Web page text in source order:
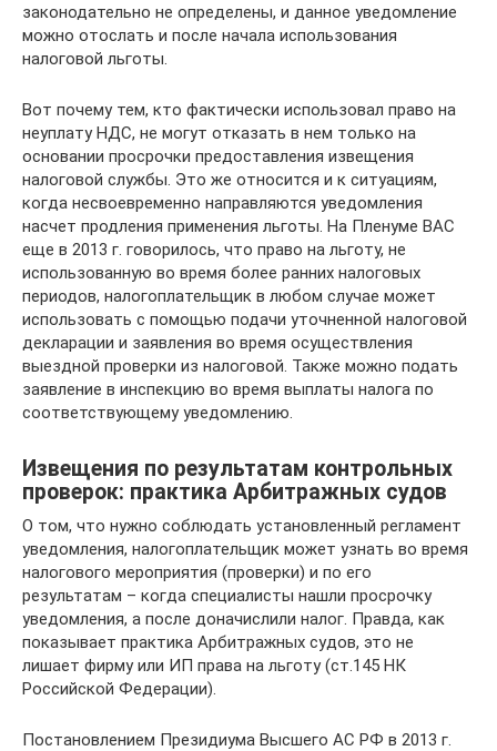
законодательно не определены, и данное уведомление
можно отослать и после начала использования
налоговой льготы.
Вот почему тем, кто фактически использовал право на
неуплату НДС, не могут отказать в нем только на
основании просрочки предоставления извещения
налоговой службы. Это же относится и к ситуациям,
когда несвоевременно направляются уведомления
насчет продления применения льготы. На Пленуме ВАС
еще в 2013 г. говорилось, что право на льготу, не
использованную во время более ранних налоговых
периодов, налогоплательщик в любом случае может
использовать с помощью подачи уточненной налоговой
декларации и заявления во время осуществления
выездной проверки из налоговой. Также можно подать
заявление в инспекцию во время выплаты налога по
соответствующему уведомлению.
Извещения по результатам контрольных
проверок: практика Арбитражных судов
О том, что нужно соблюдать установленный регламент
уведомления, налогоплательщик может узнать во время
налогового мероприятия (проверки) и по его
результатам – когда специалисты нашли просрочку
уведомления, а после доначислили налог. Правда, как
показывает практика Арбитражных судов, это не
лишает фирму или ИП права на льготу (ст.145 НК
Российской Федерации).
Постановлением Президиума Высшего АС РФ в 2013 г.